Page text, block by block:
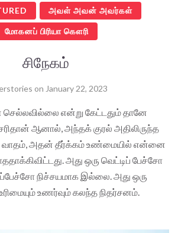
அவள் அவன் அவர்கள்
மோகனப் பிரியா கௌரி
சிநேகம்
on January 22, 2023
என்று கேட்டதும் தானே
ஆனால், அந்தக் குரல் அதிலிருந்த
வாதம், அதன் தீர்க்கம் உண்மையில் என்னை
அது ஒரு வெட்டிப் பேச்சோ
நிச்சயமாக இல்லை. அது ஒரு
உணர்வும் கலந்த நிதர்சனம்.